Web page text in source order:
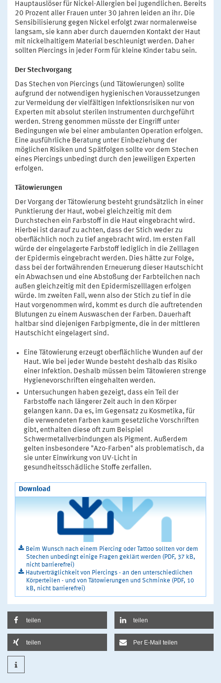
Hauptauslöser für Nickel-Allergien bei Jugendlichen. Bereits
20 Prozent aller Frauen unter 30 Jahren leiden an ihr. Die
Sensibilisierung gegen Nickel erfolgt zwar normalerweise
langsam, sie kann aber durch dauernden Kontakt der Haut
mit nickelhaltigem Material beschleunigt werden. Daher
sollten Piercings in jeder Form für kleine Kinder tabu sein.
Der Stechvorgang
Das Stechen von Piercings (und Tätowierungen) sollte
aufgrund der notwendigen hygienischen Voraussetzungen
zur Vermeidung der vielfältigen Infektionsrisiken nur von
Experten mit absolut sterilen Instrumenten durchgeführt
werden. Streng genommen müsste der Eingriff unter
Bedingungen wie bei einer ambulanten Operation erfolgen.
Eine ausführliche Beratung unter Einbeziehung der
möglichen Risiken und Spätfolgen sollte vor dem Stechen
eines Piercings unbedingt durch den jeweiligen Experten
erfolgen.
Tätowierungen
Der Vorgang der Tätowierung besteht grundsätzlich in einer
Punktierung der Haut, wobei gleichzeitig mit dem
Durchstechen ein Farbstoff in die Haut eingebracht wird.
Hierbei ist darauf zu achten, dass der Stich weder zu
oberflächlich noch zu tief angebracht wird. Im ersten Fall
würde der eingelagerte Farbstoff lediglich in die Zelllagen
der Epidermis eingebracht werden. Dies hätte zur Folge,
dass bei der fortwährenden Erneuerung dieser Hautschicht
ein Abwachsen und eine Abstoßung der Farbteilchen nach
außen gleichzeitig mit den Epidermiszelllagen erfolgen
würde. Im zweiten Fall, wenn also der Stich zu tief in die
Haut vorgenommen wird, kommt es durch die auftretenden
Blutungen zu einem Auswaschen der Farben. Dauerhaft
haltbar sind diejenigen Farbpigmente, die in der mittleren
Hautschicht eingelagert sind.
Eine Tätowierung erzeugt oberflächliche Wunden auf der
Haut. Wie bei jeder Wunde besteht deshalb das Risiko
einer Infektion. Deshalb müssen beim Tätowieren strenge
Hygienevorschriften eingehalten werden.
Untersuchungen haben gezeigt, dass ein Teil der
Farbstoffe nach längerer Zeit auch in den Körper
gelangen kann. Da es, im Gegensatz zu Kosmetika, für
die verwendeten Farben kaum gesetzliche Vorschriften
gibt, enthalten diese oft zum Beispiel
Schwermetallverbindungen als Pigment. Außerdem
gelten insbesondere "Azo-Farben" als problematisch, da
sie unter Einwirkung von UV-Licht in
gesundheitsschädliche Stoffe zerfallen.
Download
Beim Wunsch nach einem Piercing oder Tattoo sollten vor dem
Stechen unbedingt einige Fragen geklärt werden (PDF, 37 kB,
nicht barrierefrei)
Hautverträglichkeit von Piercings - an den unterschiedlichen
Körperteilen - und von Tätowierungen und Schminke (PDF, 10
kB, nicht barrierefrei)
teilen teilen
teilen Per E-Mail teilen